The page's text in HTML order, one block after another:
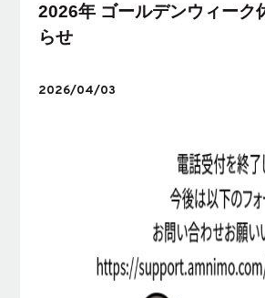
2026年 ゴールデンウィーク
らせ
2026/04/03